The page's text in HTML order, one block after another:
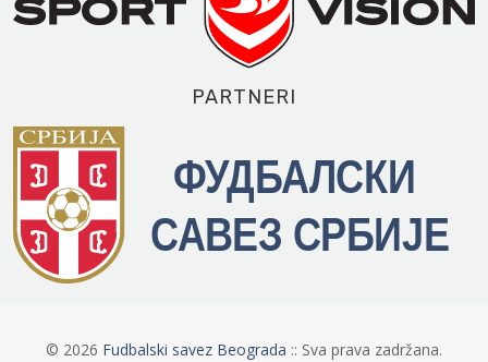
PARTNERI
© 2026 Fudbalski savez Beograda :: Sva prava zadržana.